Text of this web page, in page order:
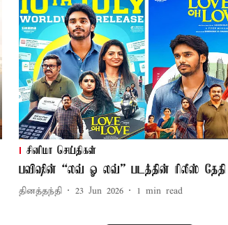
சினிமா செய்திகள்
பவிஷின் “லவ் ஓ லவ்” படத்தின் ரிலீஸ் தேதி
தினத்தந்தி 23 Jun 2026 1 min read